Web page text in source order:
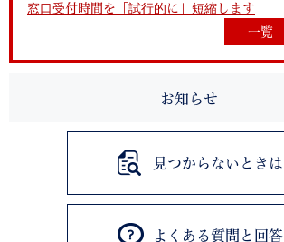
窓口受付時間を「試行的に」短縮します
一覧
お知らせ
見つからないときは
よくある質問と回答